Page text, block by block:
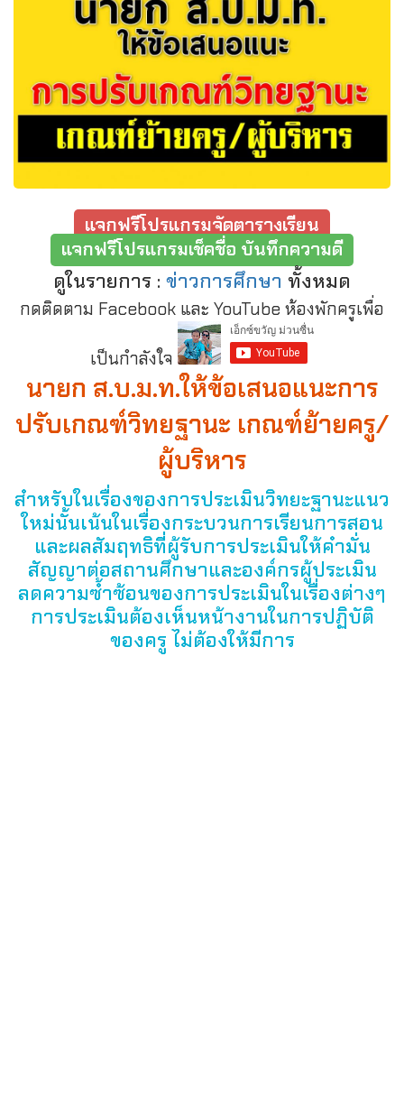
แจกฟรีโปรแกรมจัดตารางเรียน
แจกฟรีโปรแกรมเช็คชื่อ บันทึกความดี
ดูในรายการ : ข่าวการศึกษา ทั้งหมด
กดติดตาม Facebook และ YouTube ห้องพักครูเพื่อ
เป็นกำลังใจ
นายก ส.บ.ม.ท.ให้ข้อเสนอแนะการ
ปรับเกณฑ์วิทยฐานะ เกณฑ์ย้ายครู/
ผู้บริหาร
สำหรับในเรื่องของการประเมินวิทยะฐานะแนว
ใหม่นั้นเน้นในเรื่องกระบวนการเรียนการสอน
และผลสัมฤทธิที่ผู้รับการประเมินให้คำมั่น
สัญญาต่อสถานศึกษาและองค์กรผู้ประเมิน
ลดความซ้ำซ้อนของการประเมินในเรื่องต่างๆ
การประเมินต้องเห็นหน้างานในการปฏิบัติ
ของครู ไม่ต้องให้มีการ